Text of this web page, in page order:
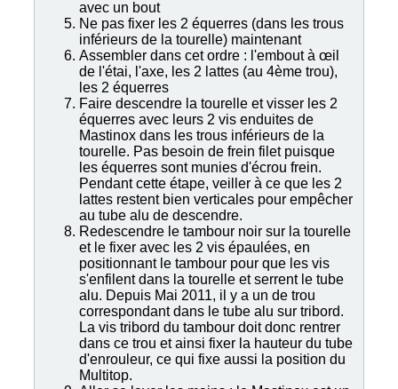
avec un bout
Ne pas fixer les 2 équerres (dans les trous
inférieurs de la tourelle) maintenant
Assembler dans cet ordre : l'embout à œil
de l'étai, l'axe, les 2 lattes (au 4ème trou),
les 2 équerres
Faire descendre la tourelle et visser les 2
équerres avec leurs 2 vis enduites de
Mastinox dans les trous inférieurs de la
tourelle. Pas besoin de frein filet puisque
les équerres sont munies d'écrou frein.
Pendant cette étape, veiller à ce que les 2
lattes restent bien verticales pour empêcher
au tube alu de descendre.
Redescendre le tambour noir sur la tourelle
et le fixer avec les 2 vis épaulées, en
positionnant le tambour pour que les vis
s'enfilent dans la tourelle et serrent le tube
alu. Depuis Mai 2011, il y a un de trou
correspondant dans le tube alu sur tribord.
La vis tribord du tambour doit donc rentrer
dans ce trou et ainsi fixer la hauteur du tube
d'enrouleur, ce qui fixe aussi la position du
Multitop.